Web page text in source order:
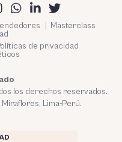
Masterclass
de privacidad
los derechos reservados.
Lima-Perú.